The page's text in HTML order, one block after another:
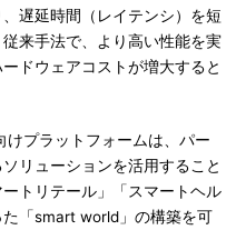
遅延時間（レイテンシ）を短
来手法で、より高い性能を実
ドウェアコストが増大すると
プラットフォームは、パー
リューションを活用すること
トリテール」「スマートヘル
「smart world」の構築を可